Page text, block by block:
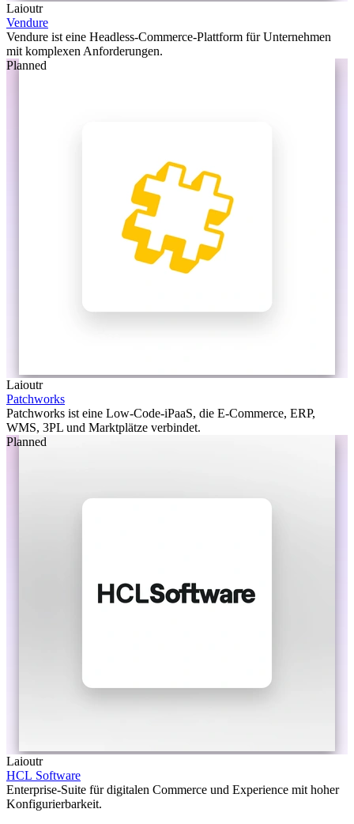
Laioutr
Vendure
Vendure ist eine Headless-Commerce-Plattform für Unternehmen
mit komplexen Anforderungen.
Planned
Laioutr
Patchworks
Patchworks ist eine Low-Code-iPaaS, die E-Commerce, ERP,
WMS, 3PL und Marktplätze verbindet.
Planned
Laioutr
HCL Software
Enterprise-Suite für digitalen Commerce und Experience mit hoher
Konfigurierbarkeit.